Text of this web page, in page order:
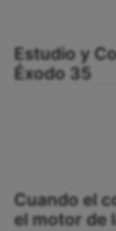
Estudio y
Éxodo 35
Cuando el
el motor de